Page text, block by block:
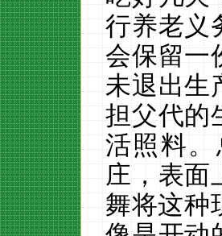
行养老义
会保留一
未退出生
担父代的
活照料
庄，表面
舞将这种